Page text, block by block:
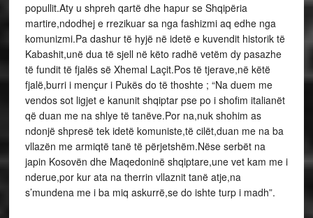
popullit.Aty u shpreh qartë dhe hapur se Shqipëria
martire,ndodhej e rrezikuar sa nga fashizmi aq edhe nga
komunizmi.Pa dashur të hyjë në idetë e kuvendit historik të
Kabashit,unë dua të sjell në këto radhë vetëm dy pasazhe
të fundit të fjalës së Xhemal Laçit.Pos të tjerave,në këtë
fjalë,burri i mençur i Pukës do të thoshte ; “Na duem me
vendos sot ligjet e kanunit shqiptar pse po i shofim italianët
që duan me na shlye të tanëve.Por na,nuk shohim as
ndonjë shpresë tek idetë komuniste,të cilët,duan me na ba
vllazën me armiqtë tanë të përjetshëm.Nëse serbët na
japin Kosovën dhe Maqedoninë shqiptare,une vet kam me i
nderue,por kur ata na therrin vllaznit tanë atje,na
s’mundena me i ba miq askurrë,se do ishte turp i madh”.